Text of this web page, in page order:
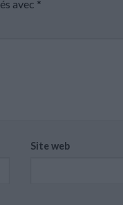
avec *
Site web